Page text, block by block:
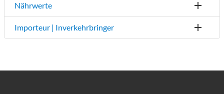
Nährwerte
Importeur | Inverkehrbringer